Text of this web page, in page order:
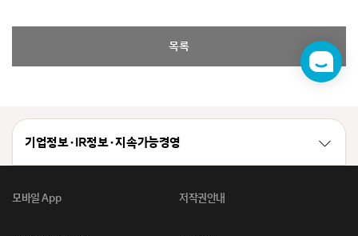
목록
챗
봇
기업정보 · IR정보 · 지속가능경영
모바일 App 저작권안내